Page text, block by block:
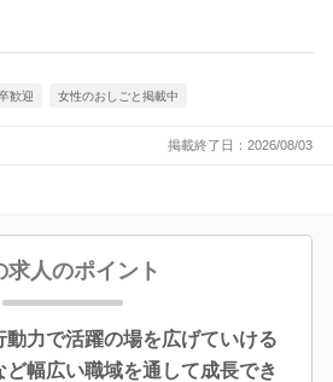
歓迎 女性のおしごと掲載中
掲載終了日：2026/08/03
求人のポイント
動力で活躍の場を広げていける
ど幅広い職域を通して成長でき